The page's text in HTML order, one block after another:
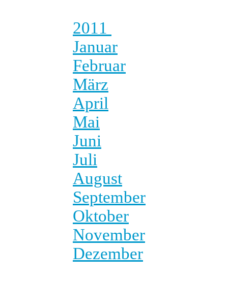
2011
Januar
Februar
März
April
Mai
Juni
Juli
August
September
Oktober
November
Dezember